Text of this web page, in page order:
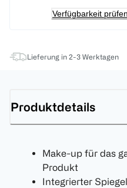
Verfügbarkeit prüfen
Lieferung in 2-3 Werktagen
Produktdetails
Make-up für das
Produkt
Integrierter Spiegel